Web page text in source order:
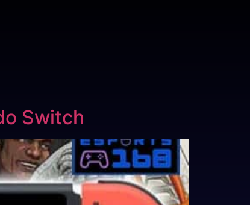
Switch